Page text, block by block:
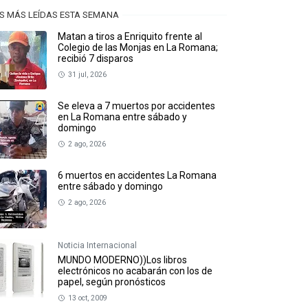
MÁS LEÍDAS ESTA SEMANA
Matan a tiros a Enriquito frente al
Colegio de las Monjas en La Romana;
recibió 7 disparos
31 jul, 2026
Se eleva a 7 muertos por accidentes
en La Romana entre sábado y
domingo
2 ago, 2026
6 muertos en accidentes La Romana
entre sábado y domingo
2 ago, 2026
Noticia Internacional
MUNDO MODERNO))Los libros
electrónicos no acabarán con los de
papel, según pronósticos
13 oct, 2009